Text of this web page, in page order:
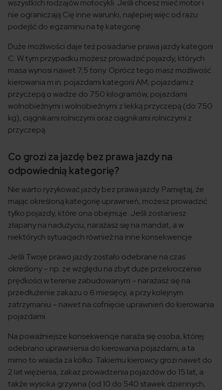
wszystkich rodzajów motocykli. Jeśli chcesz mieć motor i
nie ograniczają Cię inne warunki, najlepiej więc od razu
podejść do egzaminu na tę kategorię.
Duże możliwości daje też posiadanie prawa jazdy kategorii
C. W tym przypadku możesz prowadzić pojazdy, których
masa wynosi nawet 7,5 tony. Oprócz tego masz możliwość
kierowania m.in. pojazdami kategorii AM, pojazdami z
przyczepą o wadze do 750 kilogramów, pojazdami
wolnobieżnymi i wolnobieżnymi z lekką przyczepą (do 750
kg), ciągnikami rolniczymi oraz ciągnikami rolniczymi z
przyczepą.
Co grozi za jazdę bez prawa jazdy na
odpowiednią kategorię?
Nie warto ryzykować jazdy bez prawa jazdy. Pamiętaj, że
mając określoną kategorię uprawnień, możesz prowadzić
tylko pojazdy, które ona obejmuje. Jeśli zostaniesz
złapany na nadużyciu, narażasz się na mandat, a w
niektórych sytuacjach również na inne konsekwencje.
Jeśli Twoje prawo jazdy zostało odebrane na czas
określony – np. ze względu na zbyt duże przekroczenie
prędkości w terenie zabudowanym – narażasz się na
przedłużenie zakazu o 6 miesięcy, a przy kolejnym
zatrzymaniu – nawet na cofnięcie uprawnień do kierowania
pojazdami.
Na poważniejsze konsekwencje naraża się osoba, której
odebrano uprawnienia do kierowania pojazdami, a ta
mimo to wsiada za kółko. Takiemu kierowcy grozi nawet do
2 lat więzienia, zakaz prowadzenia pojazdów do 15 lat, a
także wysoka grzywna (od 10 do 540 stawek dziennych,